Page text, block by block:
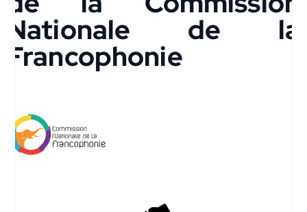
Nationale de la
Francophonie